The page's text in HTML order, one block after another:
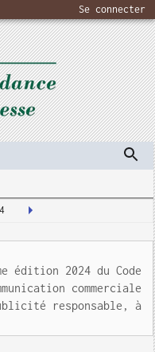
Se connecter
édition 2024 du Code
commerciale
responsable, à